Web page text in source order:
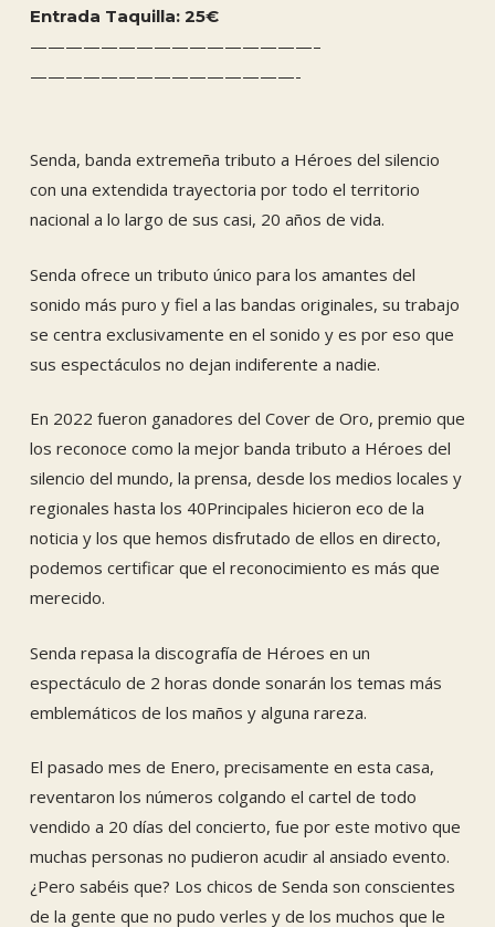
Entrada Taquilla: 25€
————————————————–
———————————————-
Senda, banda extremeña tributo a Héroes del silencio
con una extendida trayectoria por todo el territorio
nacional a lo largo de sus casi, 20 años de vida.
Senda ofrece un tributo único para los amantes del
sonido más puro y fiel a las bandas originales, su trabajo
se centra exclusivamente en el sonido y es por eso que
sus espectáculos no dejan indiferente a nadie.
En 2022 fueron ganadores del Cover de Oro, premio que
los reconoce como la mejor banda tributo a Héroes del
silencio del mundo, la prensa, desde los medios locales y
regionales hasta los 40Principales hicieron eco de la
noticia y los que hemos disfrutado de ellos en directo,
podemos certificar que el reconocimiento es más que
merecido.
Senda repasa la discografía de Héroes en un
espectáculo de 2 horas donde sonarán los temas más
emblemáticos de los maños y alguna rareza.
El pasado mes de Enero, precisamente en esta casa,
reventaron los números colgando el cartel de todo
vendido a 20 días del concierto, fue por este motivo que
muchas personas no pudieron acudir al ansiado evento.
¿Pero sabéis que? Los chicos de Senda son conscientes
de la gente que no pudo verles y de los muchos que le